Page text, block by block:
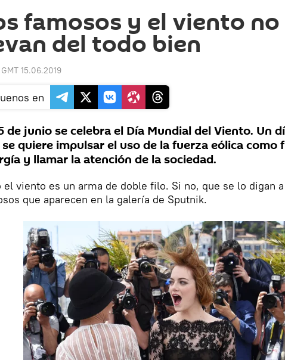
famosos y el viento no
del todo bien
15.06.2019
en
de junio se celebra el Día Mundial del Viento. Un
quiere impulsar el uso de la fuerza eólica como
y llamar la atención de la sociedad.
el viento es un arma de doble filo. Si no, que se lo digan
que aparecen en la galería de Sputnik.